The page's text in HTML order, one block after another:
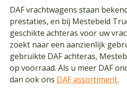
DAF vrachtwagens staan
prestaties, en bij Mestebeld
geschikte achteras voor uw
zoekt naar een aanzienlijk
gebruikte DAF achteras,
op voorraad. Als u meer DAF
dan ook ons DAF assortiment.